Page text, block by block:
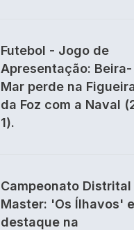
Futebol - Jogo de
Apresentação: Beira-
Mar perde na
da Foz com a Naval
1).
Campeonato Distrital
Master: 'Os Ílhavos'
destaque na